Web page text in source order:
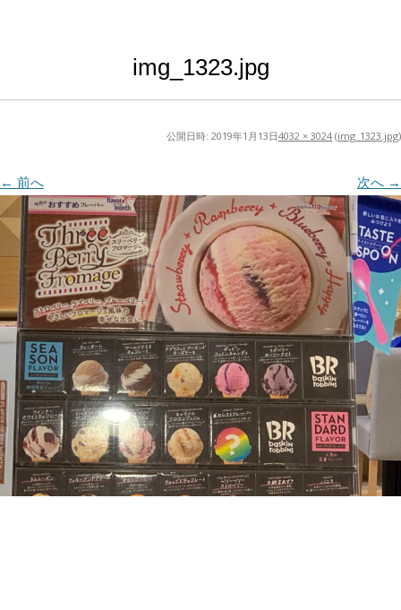
img_1323.jpg
公開日時: 2019年1月13日4032 × 3024 (img_1323.jpg)
← 前へ 次へ →